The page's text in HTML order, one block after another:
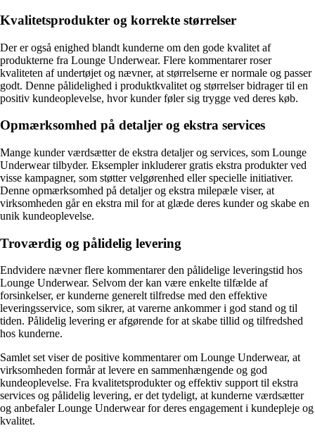
Kvalitetsprodukter og korrekte størrelser
Der er også enighed blandt kunderne om den gode kvalitet af
produkterne fra Lounge Underwear. Flere kommentarer roser
kvaliteten af undertøjet og nævner, at størrelserne er normale og passer
godt. Denne pålidelighed i produktkvalitet og størrelser bidrager til en
positiv kundeoplevelse, hvor kunder føler sig trygge ved deres køb.
Opmærksomhed på detaljer og ekstra services
Mange kunder værdsætter de ekstra detaljer og services, som Lounge
Underwear tilbyder. Eksempler inkluderer gratis ekstra produkter ved
visse kampagner, som støtter velgørenhed eller specielle initiativer.
Denne opmærksomhed på detaljer og ekstra milepæle viser, at
virksomheden går en ekstra mil for at glæde deres kunder og skabe en
unik kundeoplevelse.
Troværdig og pålidelig levering
Endvidere nævner flere kommentarer den pålidelige leveringstid hos
Lounge Underwear. Selvom der kan være enkelte tilfælde af
forsinkelser, er kunderne generelt tilfredse med den effektive
leveringsservice, som sikrer, at varerne ankommer i god stand og til
tiden. Pålidelig levering er afgørende for at skabe tillid og tilfredshed
hos kunderne.
Samlet set viser de positive kommentarer om Lounge Underwear, at
virksomheden formår at levere en sammenhængende og god
kundeoplevelse. Fra kvalitetsprodukter og effektiv support til ekstra
services og pålidelig levering, er det tydeligt, at kunderne værdsætter
og anbefaler Lounge Underwear for deres engagement i kundepleje og
kvalitet.